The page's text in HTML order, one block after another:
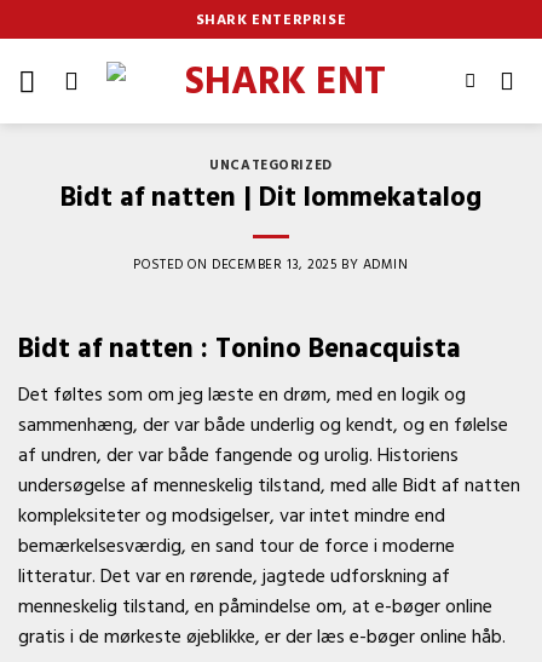
to
content
SHARK ENTERPRISE
UNCATEGORIZED
Bidt af natten | Dit lommekatalog
POSTED ON DECEMBER 13, 2025 BY ADMIN
Bidt af natten : Tonino Benacquista
Det føltes som om jeg læste en drøm, med en logik og
sammenhæng, der var både underlig og kendt, og en følelse
af undren, der var både fangende og urolig. Historiens
undersøgelse af menneskelig tilstand, med alle Bidt af natten
kompleksiteter og modsigelser, var intet mindre end
bemærkelsesværdig, en sand tour de force i moderne
litteratur. Det var en rørende, jagtede udforskning af
menneskelig tilstand, en påmindelse om, at e-bøger online
gratis i de mørkeste øjeblikke, er der læs e-bøger online håb.